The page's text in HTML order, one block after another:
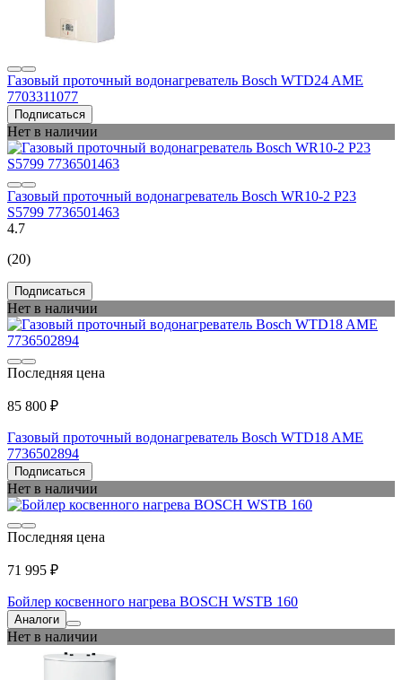
Газовый проточный водонагреватель Bosch WTD24 AME
7703311077
Подписаться
Нет в наличии
Газовый проточный водонагреватель Bosch WR10-2 P23
S5799 7736501463
4.7
(20)
Подписаться
Нет в наличии
Последняя цена
85 800 ₽
Газовый проточный водонагреватель Bosch WTD18 AME
7736502894
Подписаться
Нет в наличии
Последняя цена
71 995 ₽
Бойлер косвенного нагрева BOSCH WSTB 160
Аналоги
Нет в наличии